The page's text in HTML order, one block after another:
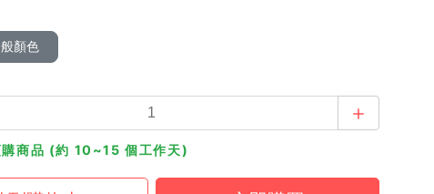
顏色
購商品 (約 10~15 個工作天)